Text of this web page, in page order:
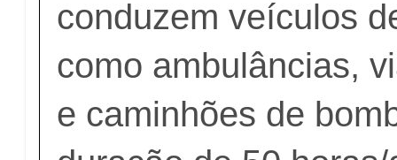
conduzem veículos
como ambulâncias,
e caminhões de